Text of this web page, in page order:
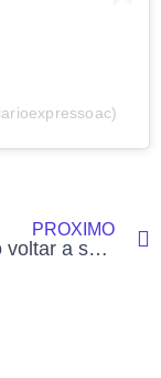
PRÓXIMO
“Só quero voltar a ser feliz”: menina de 12 anos relata abusos e suspeito é preso pela polícia no Acre